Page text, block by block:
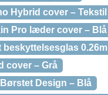
Hybrid cover –
Pro læder cover – Blå
cover – Grå
Design – Blå